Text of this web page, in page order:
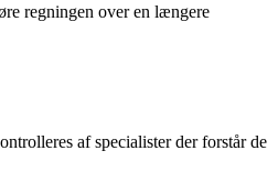
regningen over en længere
af specialister der forstår de